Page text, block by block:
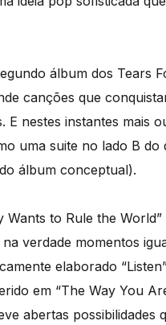
álbum dos Tears
canções que
nestes instantes mais
uma suite no lado B
álbum conceptual).
Wants to Rule the
verdade momentos
elaborado
em “The Way You
abertas possibilidades